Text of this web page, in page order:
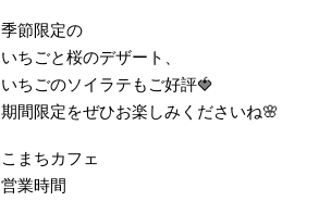
季節限定の
いちごと桜のデザート、
いちごのソイラテもご好評🍓
期間限定をぜひお楽しみくださいね🌸
こまちカフェ
営業時間